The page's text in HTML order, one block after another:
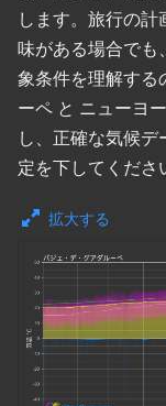
します。旅行の
味がある場合でも
象条件を理解する
ーペ と ニューヨ
し、正確な気候
定を下してくださ
拡大する